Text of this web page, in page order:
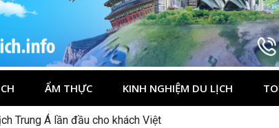
ẨM THỰC KINH NGHIỆM DU LỊCH
Trung Á lần đầu cho khách Việt